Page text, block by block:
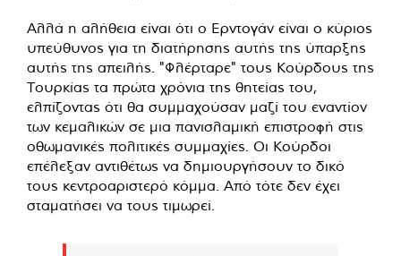
Αλλά η αλήθεια είναι ότι ο Ερντογάν είναι ο κύριος
υπεύθυνος για τη διατήρησης αυτής της ύπαρξης
αυτής της απειλής. "Φλέρταρε" τους Κούρδους της
Τουρκίας τα πρώτα χρόνια της θητείας του,
ελπίζοντας ότι θα συμμαχούσαν μαζί του εναντίον
των κεμαλικών σε μια πανισλαμική επιστροφή στις
οθωμανικές πολιτικές συμμαχίες. Οι Κούρδοι
επέλεξαν αντιθέτως να δημιουργήσουν το δικό
τους κεντροαριστερό κόμμα. Από τότε δεν έχει
σταματήσει να τους τιμωρεί.